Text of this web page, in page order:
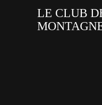
LE CLUB